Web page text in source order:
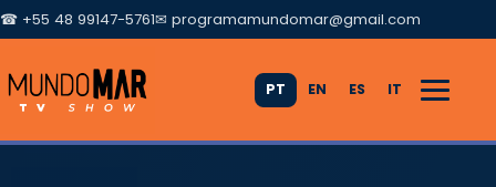
☎ +55 48 99147-5761✉ programamundomar@gmail.com
PT EN ES IT